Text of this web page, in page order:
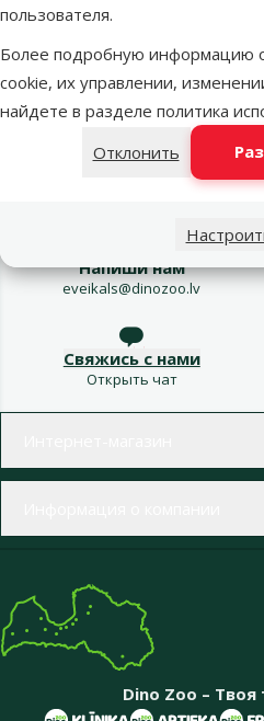
пользователя.
Более подробную информацию
cookie, их управлении,
найдете в разделе политика
Отклонить
Latvijas Pasts пакомат
Напиши нам
eveikals@dinozoo.lv
Свяжись с нами
Открыть чат
Dino Zoo –